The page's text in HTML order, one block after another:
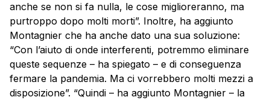
anche se non si fa nulla, le cose miglioreranno, ma
purtroppo dopo molti morti”. Inoltre, ha aggiunto
Montagnier che ha anche dato una sua soluzione:
“Con l’aiuto di onde interferenti, potremmo eliminare
queste sequenze – ha spiegato – e di conseguenza
fermare la pandemia. Ma ci vorrebbero molti mezzi a
disposizione”. “Quindi – ha aggiunto Montagnier – la